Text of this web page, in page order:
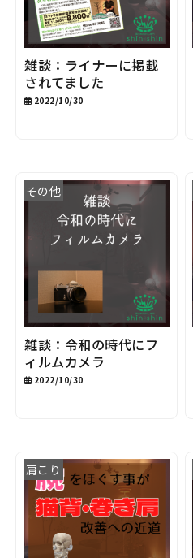
雑談：ライナーに掲載
されてました
2022/10/30
その他
雑談：令和の時代にフ
ィルムカメラ
2022/10/30
肩こり